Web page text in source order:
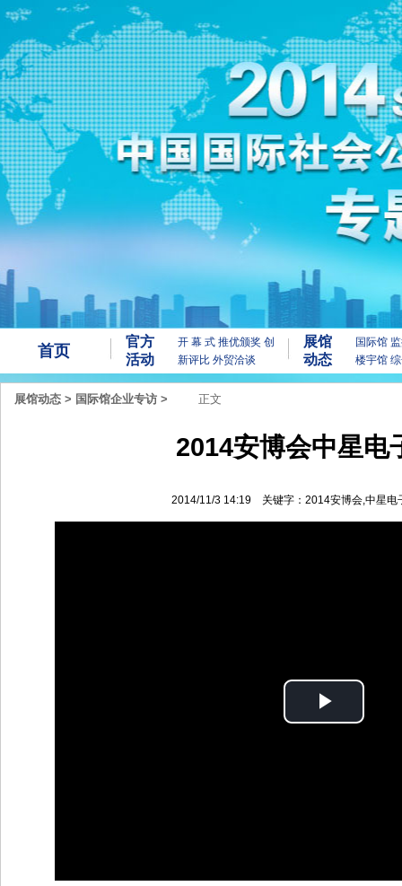
首页
官方
活动
开 幕 式 推优颁奖 创
新评比 外贸洽谈
展馆
动态
国际馆
楼宇馆
展馆动态 > 国际馆企业专访 > 正文
2014安博会中星电
2014/11/3 14:19 关键字：2014安博会,中星
Play